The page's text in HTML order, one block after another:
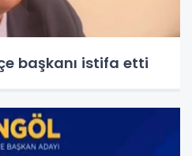
başkanı istifa etti